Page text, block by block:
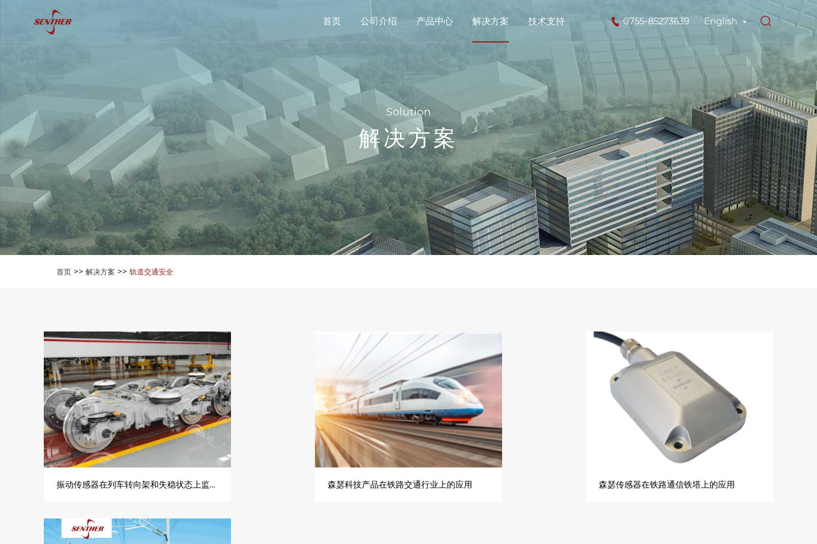
English
0755-85273639
首页 公司介绍 产品中心 解决方案 技术支持
Solution
解决方案
首页 >> 解决方案 >> 轨道交通安全
振动传感器在列车转向架和失稳状态上监测的应用 森瑟科技产品在铁路交通行业上的应用 森瑟传感器在铁路通信铁塔上的应用